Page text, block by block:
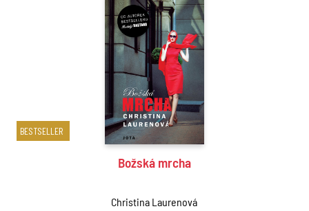
BESTSELLER
Božská mrcha
Christina Laurenová